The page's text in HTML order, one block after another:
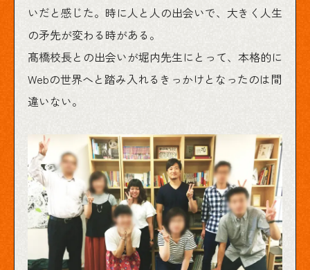
いだと感じた。時に人と人の出会いで、大きく人生
の矛先が変わる時がある。
髙橋校長との出会いが堀内先生にとって、本格的に
Webの世界へと踏み入れるきっかけとなったのは間
違いない。